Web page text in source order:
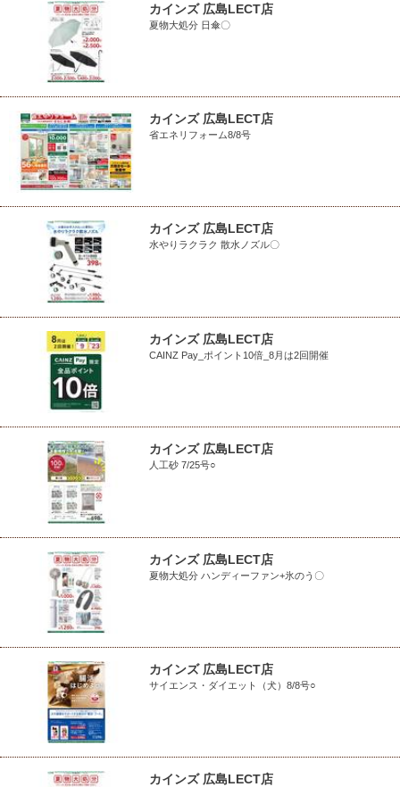
カインズ 広島LECT店
夏物大処分 日傘〇
カインズ 広島LECT店
省エネリフォーム8/8号
カインズ 広島LECT店
水やりラクラク 散水ノズル〇
カインズ 広島LECT店
CAINZ Pay_ポイント10倍_8月は2回開催
カインズ 広島LECT店
人工砂 7/25号○
カインズ 広島LECT店
夏物大処分 ハンディーファン+氷のう〇
カインズ 広島LECT店
サイエンス・ダイエット（犬）8/8号○
カインズ 広島LECT店